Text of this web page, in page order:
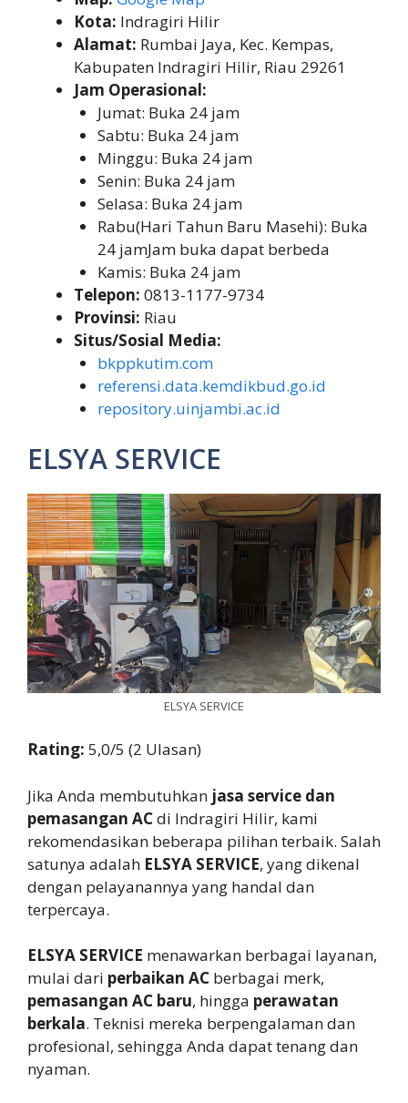
Kota: Indragiri Hilir
Alamat: Rumbai Jaya, Kec. Kempas,
Kabupaten Indragiri Hilir, Riau 29261
Jam Operasional:
Jumat: Buka 24 jam
Sabtu: Buka 24 jam
Minggu: Buka 24 jam
Senin: Buka 24 jam
Selasa: Buka 24 jam
Rabu(Hari Tahun Baru Masehi): Buka
24 jamJam buka dapat berbeda
Kamis: Buka 24 jam
Telepon: 0813-1177-9734
Provinsi: Riau
Situs/Sosial Media:
bkppkutim.com
referensi.data.kemdikbud.go.id
repository.uinjambi.ac.id
ELSYA SERVICE
ELSYA SERVICE
Rating: 5,0/5 (2 Ulasan)
Jika Anda membutuhkan jasa service dan
pemasangan ACdi Indragiri Hilir, kami
rekomendasikan beberapa pilihan terbaik. Salah
satunya adalah ELSYA SERVICE, yang dikenal
dengan pelayanannya yang handal dan
terpercaya.
ELSYA SERVICE menawarkan berbagai layanan,
mulai dari perbaikan AC berbagai merk,
pemasangan AC baru, hingga perawatan
berkala. Teknisi mereka berpengalaman dan
profesional, sehingga Anda dapat tenang dan
nyaman.